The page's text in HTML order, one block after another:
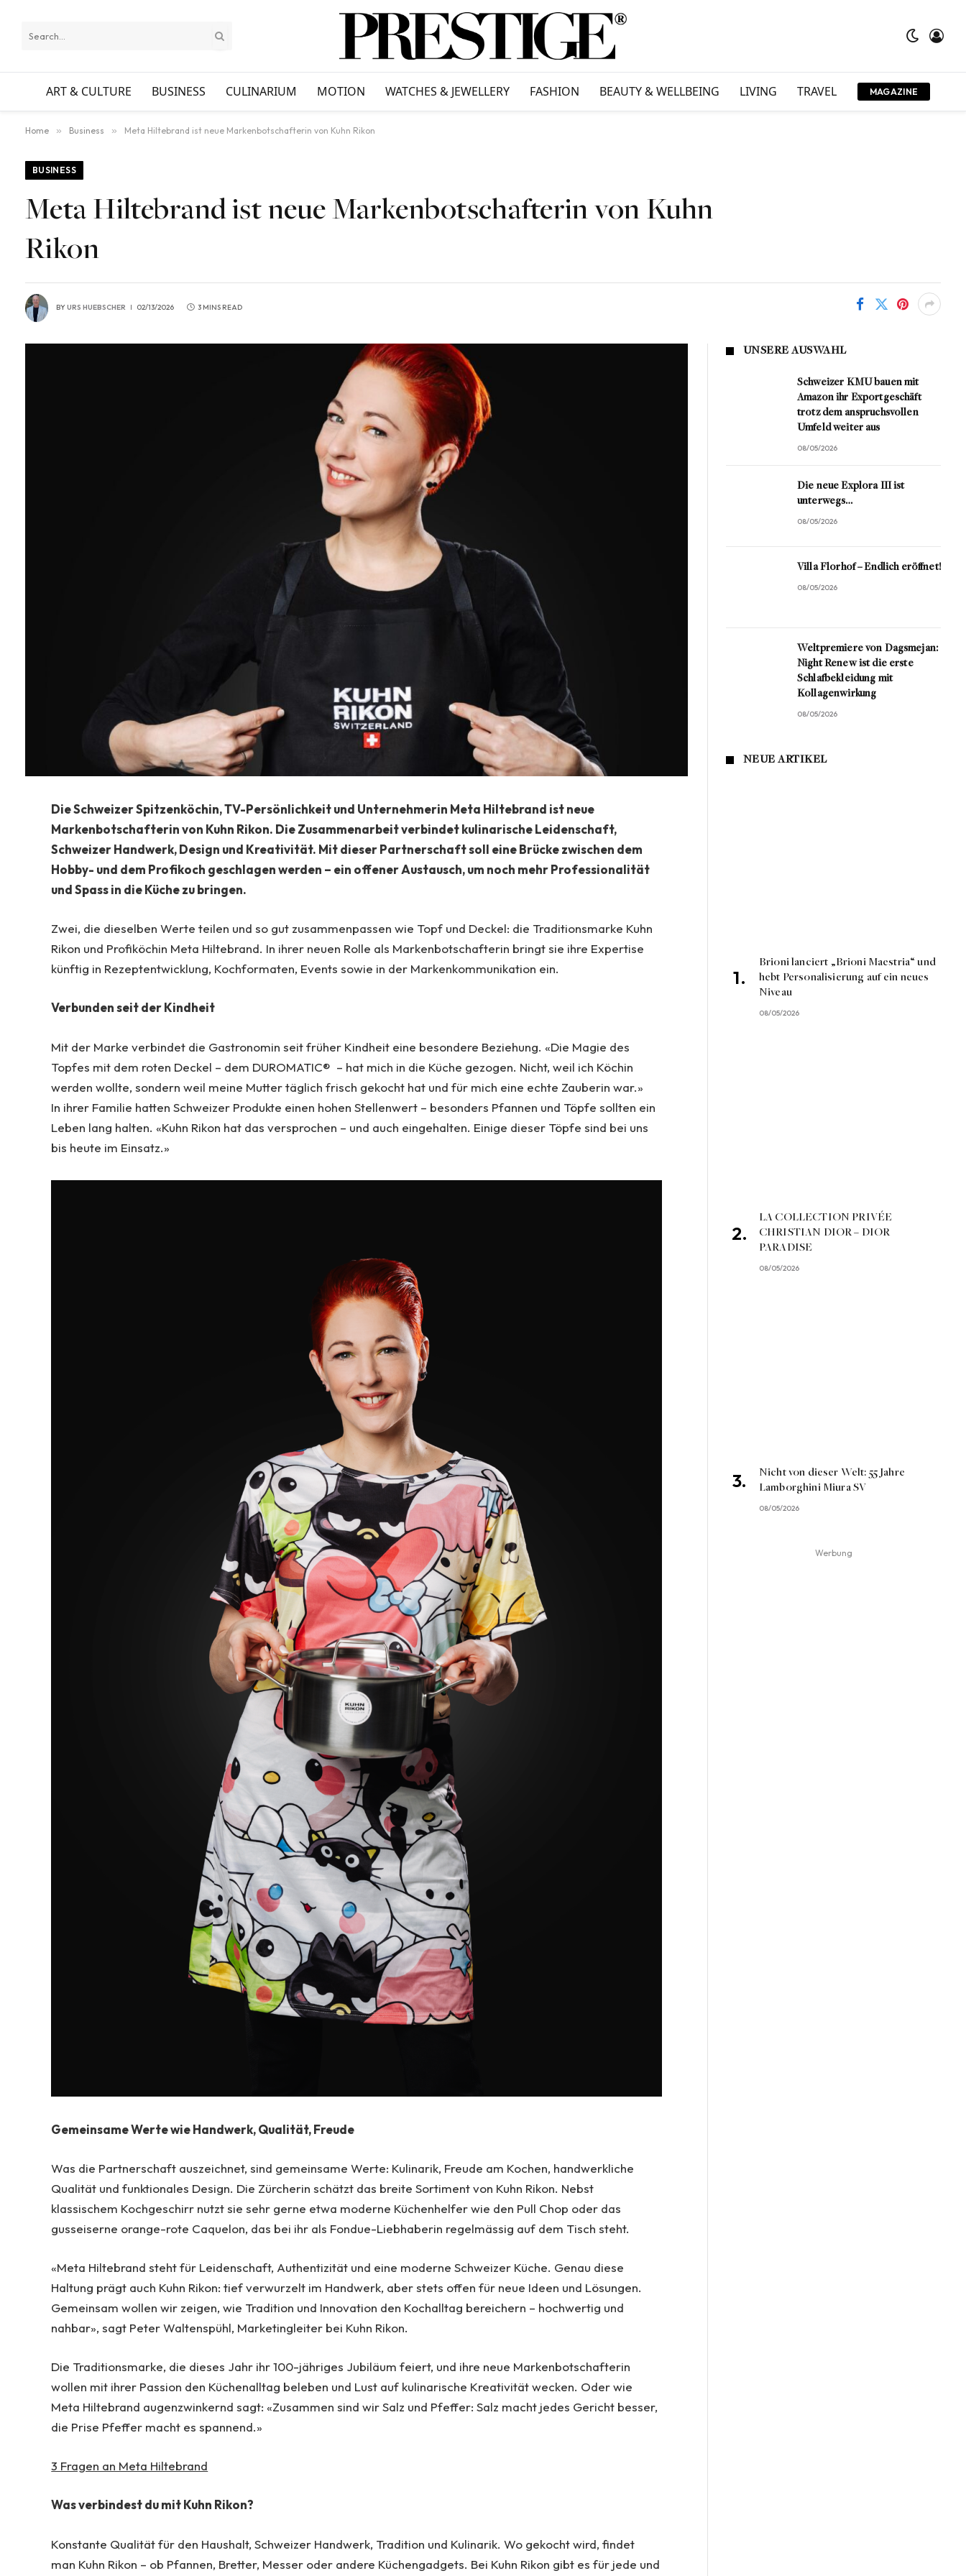
ART & CULTURE BUSINESS CULINARIUM MOTION WATCHES & JEWELLERY FASHION BEAUTY & WELLBEING LIVING TRAVEL MAGAZINE
Home » Business » Meta Hiltebrand ist neue Markenbotschafterin von Kuhn Rikon
BUSINESS
Meta Hiltebrand ist neue Markenbotschafterin von Kuhn
Rikon
BYURS HUEBSCHER 02/13/2026 3 MINS READ
Die Schweizer Spitzenköchin, TV-Persönlichkeit und Unternehmerin Meta Hiltebrand ist neue
Markenbotschafterin von Kuhn Rikon. Die Zusammenarbeit verbindet kulinarische Leidenschaft,
Schweizer Handwerk, Design und Kreativität. Mit dieser Partnerschaft soll eine Brücke zwischen dem
Hobby- und dem Profikoch geschlagen werden – ein offener Austausch, um noch mehr Professionalität
und Spass in die Küche zu bringen.
Zwei, die dieselben Werte teilen und so gut zusammenpassen wie Topf und Deckel: die Traditionsmarke Kuhn
Rikon und Profiköchin Meta Hiltebrand. In ihrer neuen Rolle als Markenbotschafterin bringt sie ihre Expertise
künftig in Rezeptentwicklung, Kochformaten, Events sowie in der Markenkommunikation ein.
Verbunden seit der Kindheit
Mit der Marke verbindet die Gastronomin seit früher Kindheit eine besondere Beziehung. «Die Magie des
Topfes mit dem roten Deckel – dem DUROMATIC® – hat mich in die Küche gezogen. Nicht, weil ich Köchin
werden wollte, sondern weil meine Mutter täglich frisch gekocht hat und für mich eine echte Zauberin war.»
In ihrer Familie hatten Schweizer Produkte einen hohen Stellenwert – besonders Pfannen und Töpfe sollten ein
Leben lang halten. «Kuhn Rikon hat das versprochen – und auch eingehalten. Einige dieser Töpfe sind bei uns
bis heute im Einsatz.»
Gemeinsame Werte wie Handwerk, Qualität, Freude
Was die Partnerschaft auszeichnet, sind gemeinsame Werte: Kulinarik, Freude am Kochen, handwerkliche
Qualität und funktionales Design. Die Zürcherin schätzt das breite Sortiment von Kuhn Rikon. Nebst
klassischem Kochgeschirr nutzt sie sehr gerne etwa moderne Küchenhelfer wie den Pull Chop oder das
gusseiserne orange-rote Caquelon, das bei ihr als Fondue-Liebhaberin regelmässig auf dem Tisch steht.
«Meta Hiltebrand steht für Leidenschaft, Authentizität und eine moderne Schweizer Küche. Genau diese
Haltung prägt auch Kuhn Rikon: tief verwurzelt im Handwerk, aber stets offen für neue Ideen und Lösungen.
Gemeinsam wollen wir zeigen, wie Tradition und Innovation den Kochalltag bereichern – hochwertig und
nahbar», sagt Peter Waltenspühl, Marketingleiter bei Kuhn Rikon.
Die Traditionsmarke, die dieses Jahr ihr 100-jähriges Jubiläum feiert, und ihre neue Markenbotschafterin
wollen mit ihrer Passion den Küchenalltag beleben und Lust auf kulinarische Kreativität wecken. Oder wie
Meta Hiltebrand augenzwinkernd sagt: «Zusammen sind wir Salz und Pfeffer: Salz macht jedes Gericht besser,
die Prise Pfeffer macht es spannend.»
3 Fragen an Meta Hiltebrand
Was verbindest du mit Kuhn Rikon?
Konstante Qualität für den Haushalt, Schweizer Handwerk, Tradition und Kulinarik. Wo gekocht wird, findet
man Kuhn Rikon – ob Pfannen, Bretter, Messer oder andere Küchengadgets. Bei Kuhn Rikon gibt es für jede und
UNSERE AUSWAHL
Schweizer KMU bauen mit
Amazon ihr Exportgeschäft
trotz dem anspruchsvollen
Umfeld weiter aus
08/05/2026
Die neue Explora III ist
unterwegs…
08/05/2026
Villa Florhof – Endlich eröffnet!
08/05/2026
Weltpremiere von Dagsmejan:
Night Renew ist die erste
Schlafbekleidung mit
Kollagenwirkung
08/05/2026
NEUE ARTIKEL
Brioni lanciert „Brioni Maestria“ und
hebt Personalisierung auf ein neues
Niveau
08/05/2026
LA COLLECTION PRIVÉE
CHRISTIAN DIOR – DIOR
PARADISE
08/05/2026
Nicht von dieser Welt: 55 Jahre
Lamborghini Miura SV
08/05/2026
Werbung